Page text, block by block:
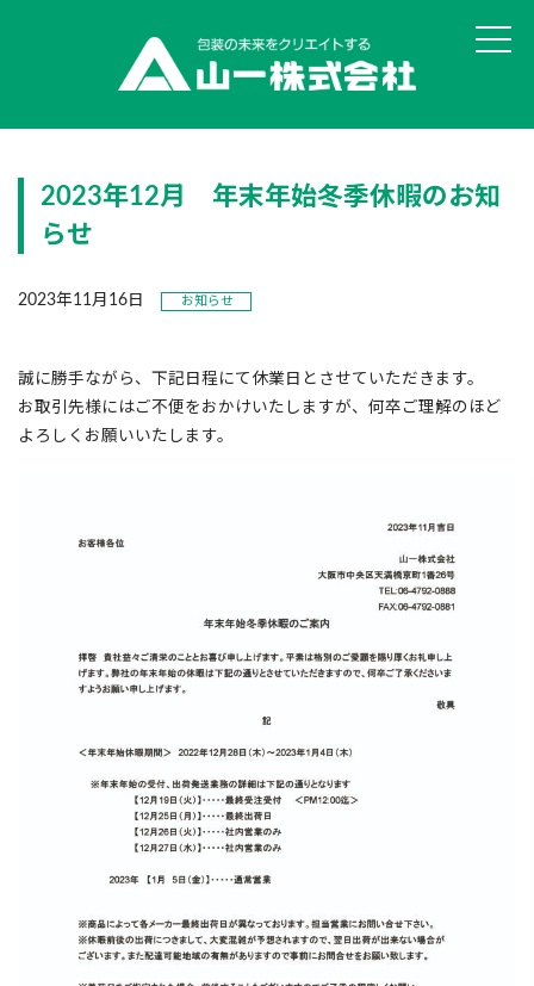
丸投げOK!食品パッケージ
貼りサポ・組みサポ
データ作成サービスSAIGEN
お知らせ
会社情報
採用情報
お問合せ
2023年12月 年末年始冬季休暇のお知
らせ
2023年11月16日 お知らせ
誠に勝手ながら、下記日程にて休業日とさせていただきます。
お取引先様にはご不便をおかけいたしますが、何卒ご理解のほど
よろしくお願いいたします。